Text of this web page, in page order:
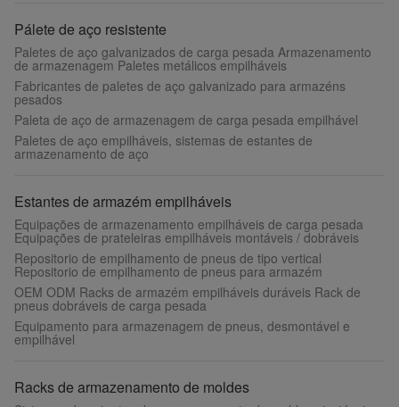
Pálete de aço resistente
Paletes de aço galvanizados de carga pesada Armazenamento
de armazenagem Paletes metálicos empilháveis
Fabricantes de paletes de aço galvanizado para armazéns
pesados
Paleta de aço de armazenagem de carga pesada empilhável
Paletes de aço empilháveis, sistemas de estantes de
armazenamento de aço
Estantes de armazém empilháveis
Equipações de armazenamento empilháveis de carga pesada
Equipações de prateleiras empilháveis montáveis / dobráveis
Repositorio de empilhamento de pneus de tipo vertical
Repositorio de empilhamento de pneus para armazém
OEM ODM Racks de armazém empilháveis duráveis Rack de
pneus dobráveis de carga pesada
Equipamento para armazenagem de pneus, desmontável e
empilhável
Racks de armazenamento de moldes